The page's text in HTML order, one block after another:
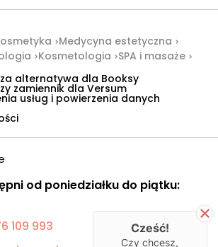
Medycyna estetyczna
Kosmetologia SPA i masaże
alternatywa dla Booksy
zamiennik dla Versum
usług i powierzenia danych
od poniedziałku do piątku:
109 993
Cześć!
Czy chcesz,